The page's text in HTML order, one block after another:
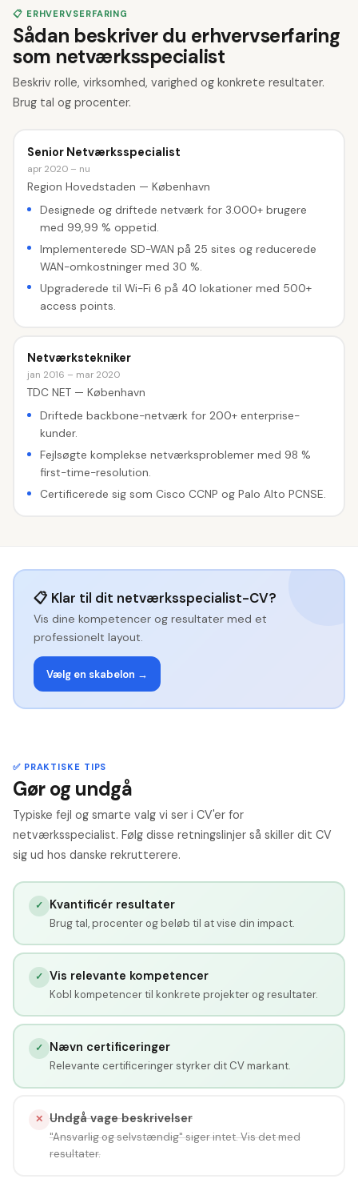
📋 ERHVERVSERFARING
Sådan beskriver du erhvervserfaring
som netværksspecialist
Beskriv rolle, virksomhed, varighed og konkrete resultater.
Brug tal og procenter.
Senior Netværksspecialist
apr 2020 – nu
Region Hovedstaden — København
Designede og driftede netværk for 3.000+ brugere
med 99,99 % oppetid.
Implementerede SD-WAN på 25 sites og reducerede
WAN-omkostninger med 30 %.
Upgraderede til Wi-Fi 6 på 40 lokationer med 500+
access points.
Netværkstekniker
jan 2016 – mar 2020
TDC NET — København
Driftede backbone-netværk for 200+ enterprise-
kunder.
Fejlsøgte komplekse netværksproblemer med 98 %
first-time-resolution.
Certificerede sig som Cisco CCNP og Palo Alto PCNSE.
📋 Klar til dit netværksspecialist-CV?
Vis dine kompetencer og resultater med et
professionelt layout.
Vælg en skabelon →
✅ PRAKTISKE TIPS
Gør og undgå
Typiske fejl og smarte valg vi ser i CV'er for
netværksspecialist. Følg disse retningslinjer så skiller dit CV
sig ud hos danske rekrutterere.
✓ Kvantificér resultater
Brug tal, procenter og beløb til at vise din impact.
✓ Vis relevante kompetencer
Kobl kompetencer til konkrete projekter og resultater.
✓ Nævn certificeringer
Relevante certificeringer styrker dit CV markant.
✕ Undgå vage beskrivelser
"Ansvarlig og selvstændig" siger intet. Vis det med
resultater.